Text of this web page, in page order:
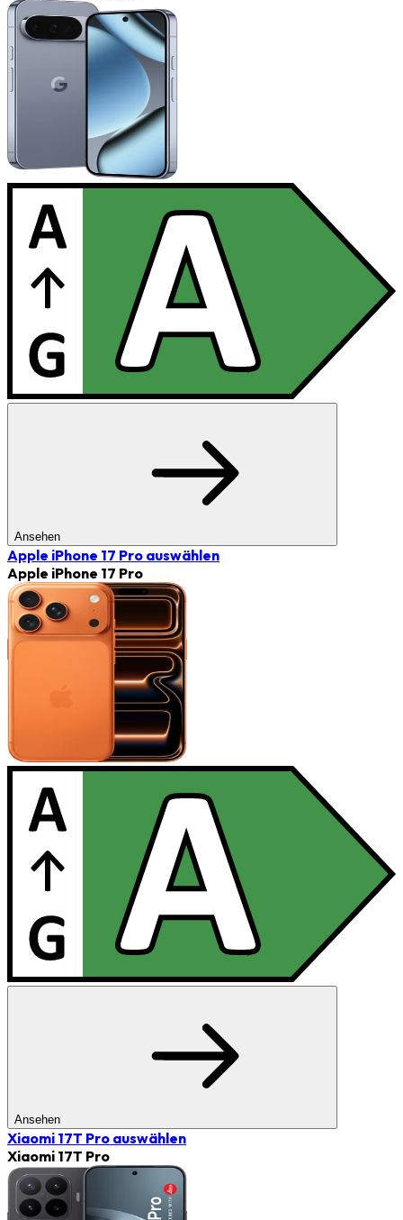
Ansehen
Apple iPhone 17 Pro auswählen
Apple iPhone 17 Pro
Ansehen
Xiaomi 17T Pro auswählen
Xiaomi 17T Pro